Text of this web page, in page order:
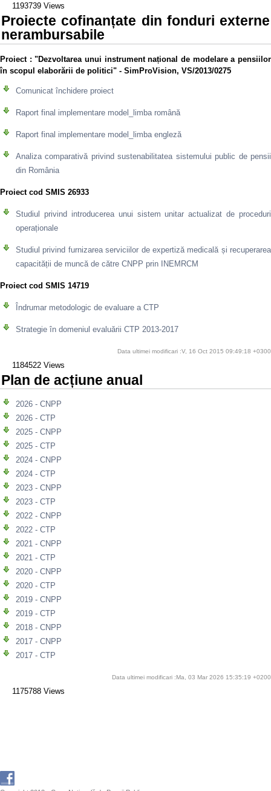
1193739 Views
Proiecte cofinanțate din fonduri externe
nerambursabile
Proiect : "Dezvoltarea unui instrument național de modelare a pensiilor
în scopul elaborării de politici" - SimProVision, VS/2013/0275
Comunicat închidere proiect
Raport final implementare model_limba română
Raport final implementare model_limba engleză
Analiza comparativă privind sustenabilitatea sistemului public de pensii
din România
Proiect cod SMIS 26933
Studiul privind introducerea unui sistem unitar actualizat de proceduri
operaționale
Studiul privind furnizarea serviciilor de expertiză medicală și recuperarea
capacității de muncă de către CNPP prin INEMRCM
Proiect cod SMIS 14719
Îndrumar metodologic de evaluare a CTP
Strategie în domeniul evaluării CTP 2013-2017
Data ultimei modificari :V, 16 Oct 2015 09:49:18 +0300
1184522 Views
Plan de acțiune anual
2026 - CNPP
2026 - CTP
2025 - CNPP
2025 - CTP
2024 - CNPP
2024 - CTP
2023 - CNPP
2023 - CTP
2022 - CNPP
2022 - CTP
2021 - CNPP
2021 - CTP
2020 - CNPP
2020 - CTP
2019 - CNPP
2019 - CTP
2018 - CNPP
2017 - CNPP
2017 - CTP
Data ultimei modificari :Ma, 03 Mar 2026 15:35:19 +0200
1175788 Views